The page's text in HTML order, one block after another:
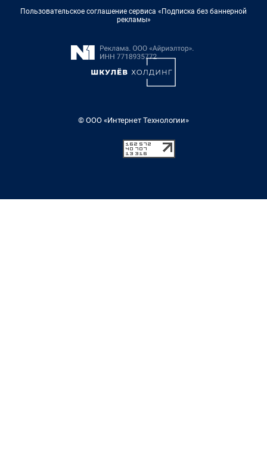
Пользовательское соглашение сервиса «Подписка без баннерной
рекламы»
© ООО «Интернет Технологии»